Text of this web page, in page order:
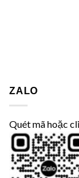
ZALO
Quét mã hoặc